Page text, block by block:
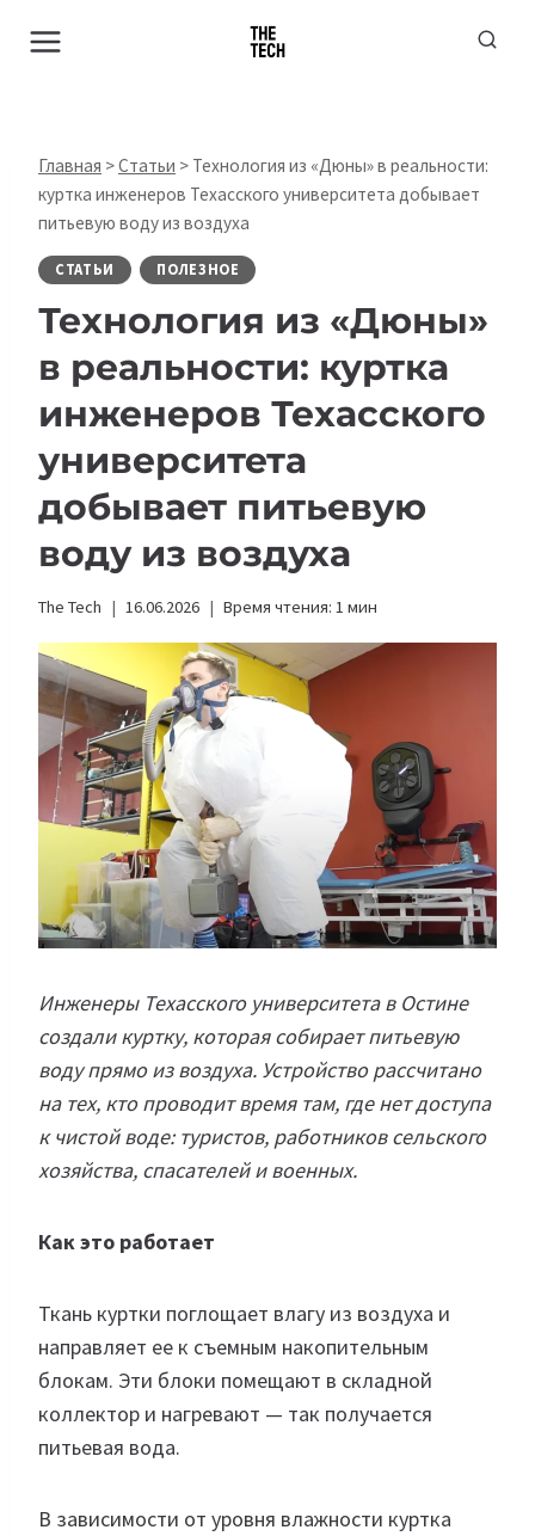
Главная >Статьи > Технология из «Дюны» в реальности:
куртка инженеров Техасского университета добывает
питьевую воду из воздуха
СТАТЬИ ПОЛЕЗНОЕ
Технология из «Дюны»
в реальности: куртка
инженеров Техасского
университета
добывает питьевую
воду из воздуха
The Tech 16.06.2026 Время чтения: 1 мин
Инженеры Техасского университета в Остине
создали куртку, которая собирает питьевую
воду прямо из воздуха. Устройство рассчитано
на тех, кто проводит время там, где нет доступа
к чистой воде: туристов, работников сельского
хозяйства, спасателей и военных.
Как это работает
Ткань куртки поглощает влагу из воздуха и
направляет ее к съемным накопительным
блокам. Эти блоки помещают в складной
коллектор и нагревают — так получается
питьевая вода.
В зависимости от уровня влажности куртка